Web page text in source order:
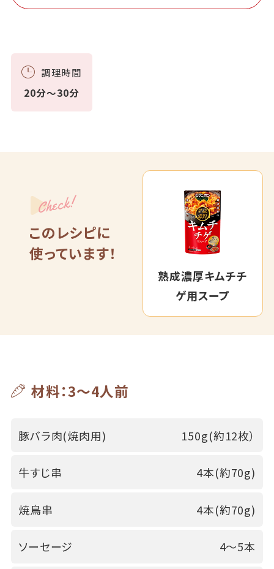
調理時間
20分～30分
Check!
このレシピに
使っています！
熟成濃厚キムチチ
ゲ用スープ
材料：3～4人前
豚バラ肉(焼肉用) 150g(約12枚）
牛すじ串 4本(約70g)
焼鳥串 4本(約70g)
ソーセージ 4～5本